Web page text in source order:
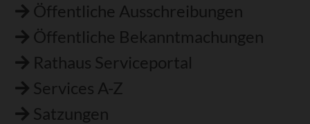
Öffentliche Ausschreibungen
Öffentliche Bekanntmachungen
Rathaus Serviceportal
Services A-Z
Satzungen